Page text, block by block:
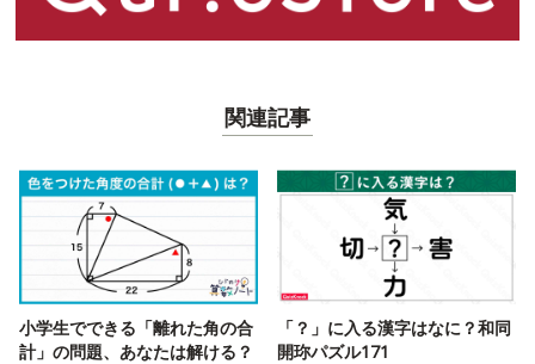
関連記事
小学生でできる「離れた角の合
計」の問題、あなたは解ける？
「？」に入る漢字はなに？和同
開珎パズル171